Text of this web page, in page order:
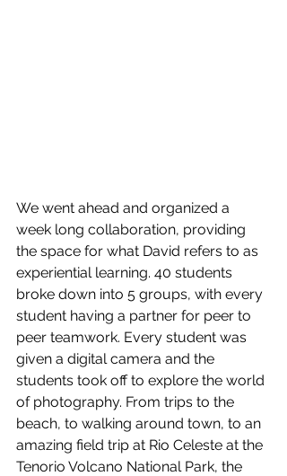
We went ahead and organized a
week long collaboration, providing
the space for what David refers to as
experiential learning. 40 students
broke down into 5 groups, with every
student having a partner for peer to
peer teamwork. Every student was
given a digital camera and the
students took off to explore the world
of photography. From trips to the
beach, to walking around town, to an
amazing field trip at Rio Celeste at the
Tenorio Volcano National Park, the